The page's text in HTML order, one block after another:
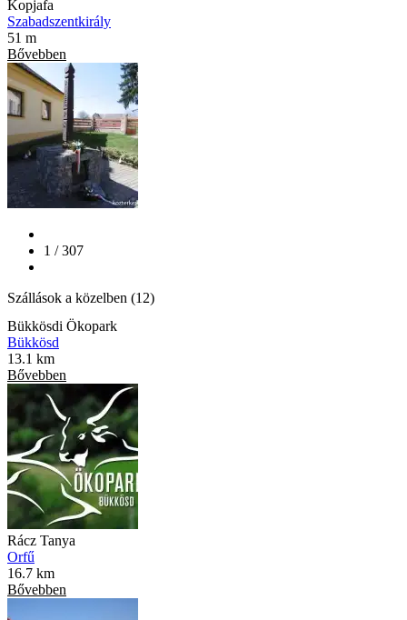
Kopjafa
Szabadszentkirály
51 m
Bővebben
1 / 307
Szállások a közelben (12)
Bükkösdi Ökopark
Bükkösd
13.1 km
Bővebben
Rácz Tanya
Orfű
16.7 km
Bővebben